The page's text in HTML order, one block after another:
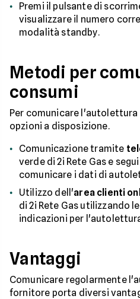
Premi il pulsante di
visualizzare il numero
modalità standby.
Metodi per
consumi
Per comunicare l'autolettura
opzioni a disposizione.
Comunicazione tramite
verde di 2i Rete Gas e
comunicare i dati di
Utilizzo dell'area clienti
di 2i Rete Gas utilizzando
indicazioni per
Vantaggi
Comunicare regolarmente
fornitore porta diversi